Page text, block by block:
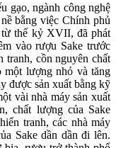
gạo, ngành công nghệ
bằng việc Chính phủ
từ thế kỷ XVII, đã phát
vào rượu Sake trước
tranh, cồn nguyên chất
một lượng nhỏ và tăng
được sản xuất bằng kỹ
vài nhà máy sản xuất
chất lượng của Sake
tranh, các nhà máy
Sake dần dần đi lên.